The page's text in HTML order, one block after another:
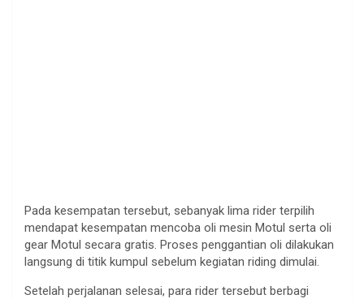
Pada kesempatan tersebut, sebanyak lima rider terpilih
mendapat kesempatan mencoba oli mesin Motul serta oli
gear Motul secara gratis. Proses penggantian oli dilakukan
langsung di titik kumpul sebelum kegiatan riding dimulai.
Setelah perjalanan selesai, para rider tersebut berbagi